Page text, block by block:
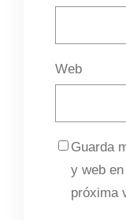
Web
Guarda
y web
próxima